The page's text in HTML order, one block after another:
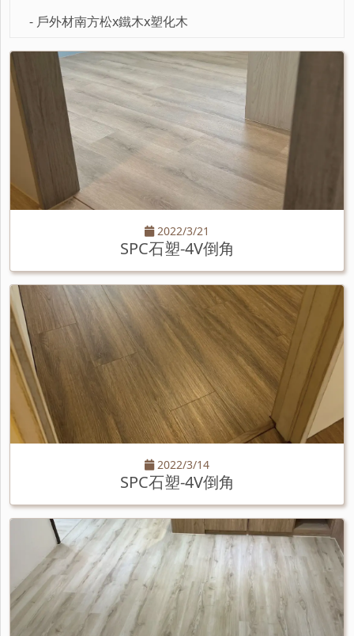
- 戶外材南方松x鐵木x塑化木
2022/3/21
SPC石塑-4V倒角
2022/3/14
SPC石塑-4V倒角